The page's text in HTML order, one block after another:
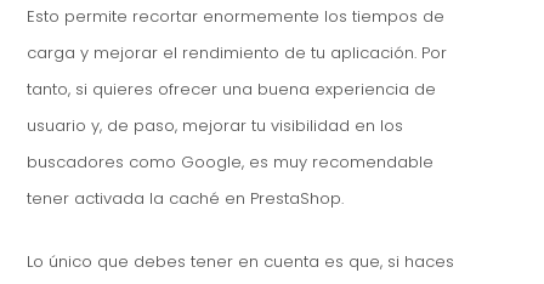
Esto permite recortar enormemente los tiempos de
carga y mejorar el rendimiento de tu aplicación. Por
tanto, si quieres ofrecer una buena experiencia de
usuario y, de paso, mejorar tu visibilidad en los
buscadores como Google, es muy recomendable
tener activada la caché en PrestaShop.
Lo único que debes tener en cuenta es que, si haces